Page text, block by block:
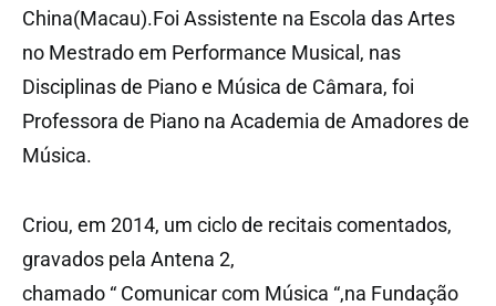
China(Macau).Foi Assistente na Escola das Artes
no Mestrado em Performance Musical, nas
Disciplinas de Piano e Música de Câmara, foi
Professora de Piano na Academia de Amadores de
Música.
Criou, em 2014, um ciclo de recitais comentados,
gravados pela Antena 2,
chamado “ Comunicar com Música “,na Fundação